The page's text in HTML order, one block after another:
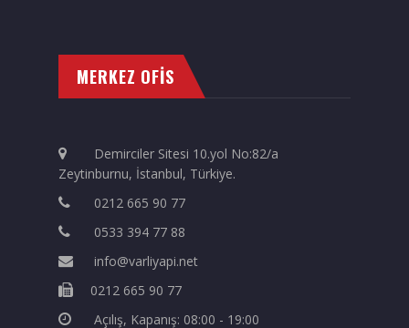
MERKEZ OFİS
Demirciler Sitesi 10.yol No:82/a
Zeytinburnu, İstanbul, Türkiye.
0212 665 90 77
0533 394 77 88
info@varliyapi.net
0212 665 90 77
Açılış, Kapanış: 08:00 - 19:00